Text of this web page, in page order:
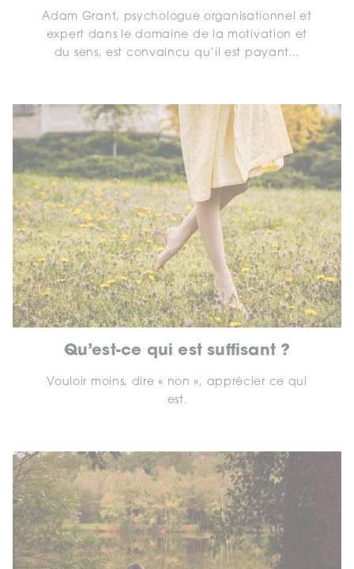
Adam Grant, psychologue organisationnel et
expert dans le domaine de la motivation et
du sens, est convaincu qu’il est payant...
Qu’est-ce qui est suffisant ?
Vouloir moins, dire « non », apprécier ce qui
est.